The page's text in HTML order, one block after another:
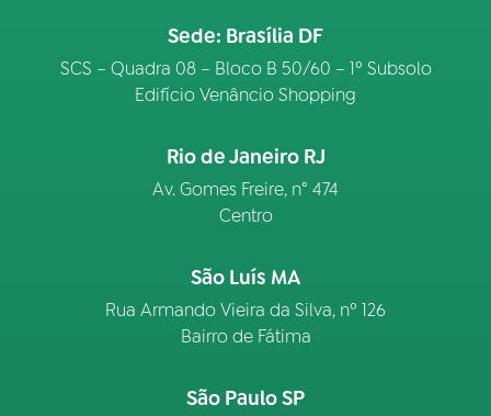
Sede: Brasília DF
SCS – Quadra 08 – Bloco B 50/60 – 1º Subsolo
Edifício Venâncio Shopping
Rio de Janeiro RJ
Av. Gomes Freire, n° 474
Centro
São Luís MA
Rua Armando Vieira da Silva, nº 126
Bairro de Fátima
São Paulo SP